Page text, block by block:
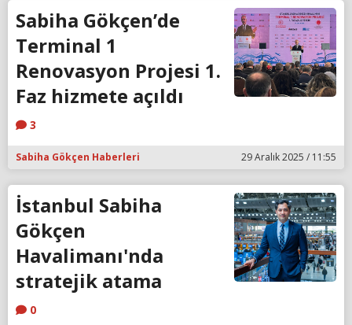
Sabiha Gökçen’de
Terminal 1
Renovasyon Projesi 1.
Faz hizmete açıldı
3
Sabiha Gökçen Haberleri 29 Aralık 2025 / 11:55
İstanbul Sabiha
Gökçen
Havalimanı'nda
stratejik atama
0